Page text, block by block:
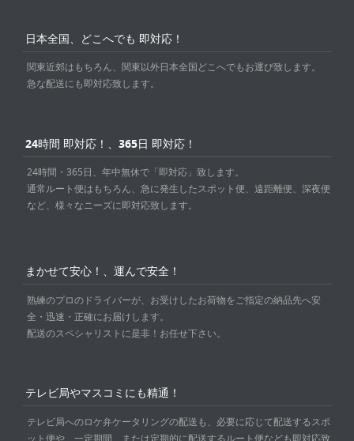
日本全国、どこへでも 即対応！
関東近郊はもちろん、関東以外日本全国どこへでもお運び致します。
急な配送にも即対応致します。
24時間 即対応！、365日 即対応！
24時間・365日、年中無休で「即対応」致します。
通常ルート便はもちろん、急に発生したスポット便、遠距離便、深夜便
など、様々なニーズに即対応致します。
まかせて安心！、運んで安全！
熟練のプロのドライバーが、お受けしたお荷物をご指定の納品先へ安
全・迅速・正確にお届けします。
配送のスペシャリストに是非！お任せ下さい。
テレビ局やマスコミにも精通！
テレビ局へのロケ弁ケータリングの配送も、必要に応じて配送するスポ
ット便や、一定期間、または定期的に配送するルート便なども即対応致